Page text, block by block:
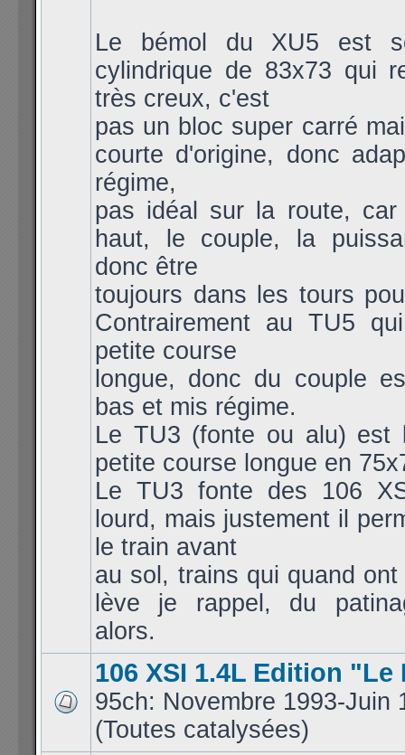
Le bémol du XU5 est
cylindrique de 83x73 qui
très creux, c'est
pas un bloc super carré
courte d'origine, donc
régime,
pas idéal sur la route,
haut, le couple, la
donc être
toujours dans les tours
Contrairement au TU5
petite course
longue, donc du couple
bas et mis régime.
Le TU3 (fonte ou alu) est
petite course longue en
Le TU3 fonte des 106
lourd, mais justement il
le train avant
au sol, trains qui quand
lève je rappel, du
alors.
106 XSI 1.4L Edition "Le
95ch: Novembre 1993-Juin
(Toutes catalysées)